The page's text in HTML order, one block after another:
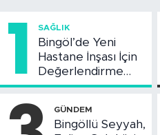
1 SAĞLIK
Bingöl’de Yeni
Hastane İnşası İçin
Değerlendirme
Toplantısı Yapıldı
GÜNDEM
Bingöllü Seyyah,